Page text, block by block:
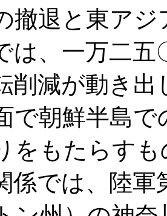
撤退と東ア
、一万二五
削減が動き
で朝鮮半島
をもたらす
では、陸軍